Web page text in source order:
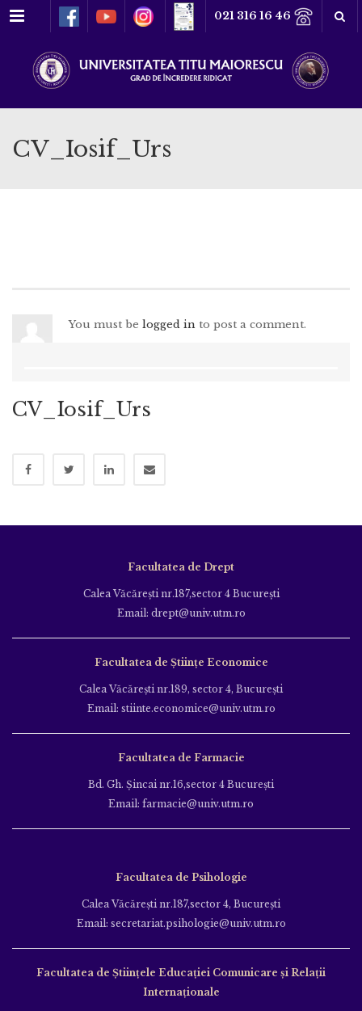
Meniu 021 316 16 46
CV_Iosif_Urs
You must be logged in to post a comment.
CV_Iosif_Urs
Facultatea de Drept
Calea Văcăreşti nr.187,sector 4 Bucureşti
Email: drept@univ.utm.ro
Facultatea de Științe Economice
Calea Văcăreşti nr.189, sector 4, Bucureşti
Email: stiinte.economice@univ.utm.ro
Facultatea de Farmacie
Bd. Gh. Şincai nr.16,sector 4 Bucureşti
Email: farmacie@univ.utm.ro
Facultatea de Psihologie
Calea Văcăreşti nr.187,sector 4, Bucureşti
Email: secretariat.psihologie@univ.utm.ro
Facultatea de Ştiinţele Educației Comunicare și Relații
Internaționale